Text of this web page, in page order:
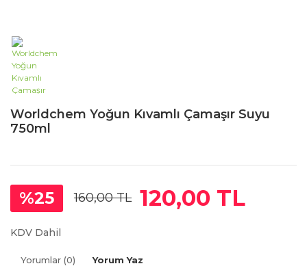
Worldchem Yoğun Kıvamlı Çamaşır Suyu
750ml
%25 160,00 TL 120,00 TL
KDV Dahil
Yorumlar (0) Yorum Yaz